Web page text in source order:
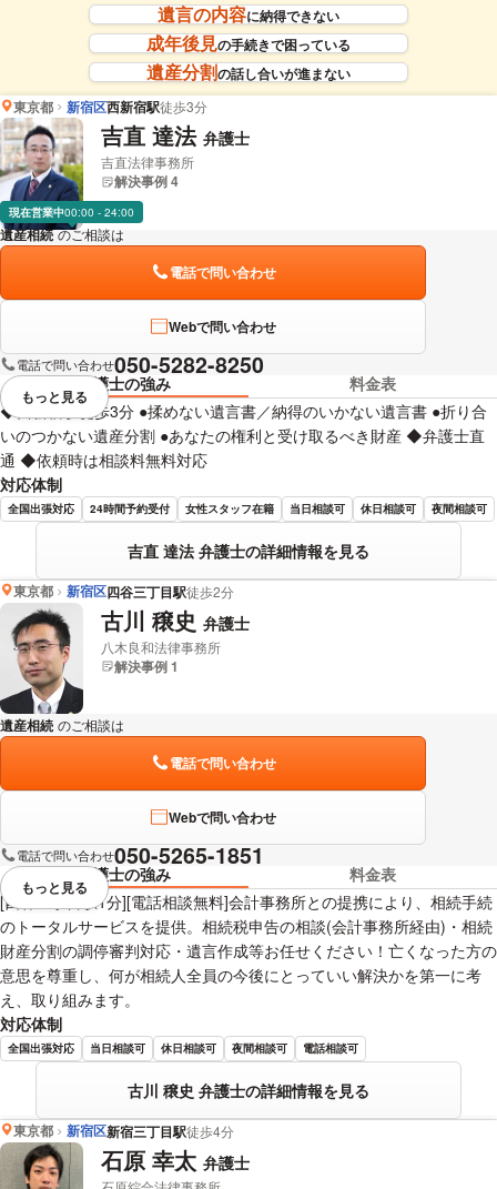
遺言の内容に納得できない
成年後見の手続きで困っている
遺産分割の話し合いが進まない
東京都
新宿区西新宿駅徒歩3分
吉直 達法 弁護士
吉直法律事務所
解決事例 4
現在営業中00:00 - 24:00
遺産相続 のご相談は
電話で問い合わせ
Webで問い合わせ
電話で問い合わせ050-5282-8250
弁護士の強み
料金表
◆西新宿駅徒歩3分 ●揉めない遺言書／納得のいかない遺言書 ●折り合
いのつかない遺産分割 ●あなたの権利と受け取るべき財産 ◆弁護士直
通 ◆依頼時は相談料無料対応
対応体制
全国出張対応 24時間予約受付 女性スタッフ在籍 当日相談可 休日相談可 夜間相談可
吉直 達法 弁護士の詳細情報を見る
視覚的に省略されている要素を
もっと見る
東京都 新宿区四谷三丁目駅徒歩2分
古川 穣史 弁護士
八木良和法律事務所
解決事例 1
遺産相続 のご相談は
電話で問い合わせ
Webで問い合わせ
電話で問い合わせ050-5265-1851
弁護士の強み
料金表
[四谷三丁目駅1分][電話相談無料]会計事務所との提携により、相続手続
のトータルサービスを提供。相続税申告の相談(会計事務所経由)・相続
財産分割の調停審判対応・遺言作成等お任せください！亡くなった方の
意思を尊重し、何が相続人全員の今後にとっていい解決かを第一に考
え、取り組みます。
対応体制
全国出張対応 当日相談可 休日相談可 夜間相談可 電話相談可
古川 穣史 弁護士の詳細情報を見る
視覚的に省略されている要素を
もっと見る
東京都 新宿区新宿三丁目駅徒歩4分
石原 幸太 弁護士